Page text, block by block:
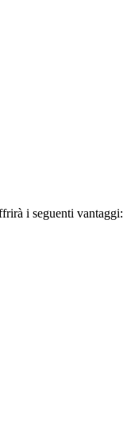
i seguenti vantaggi: